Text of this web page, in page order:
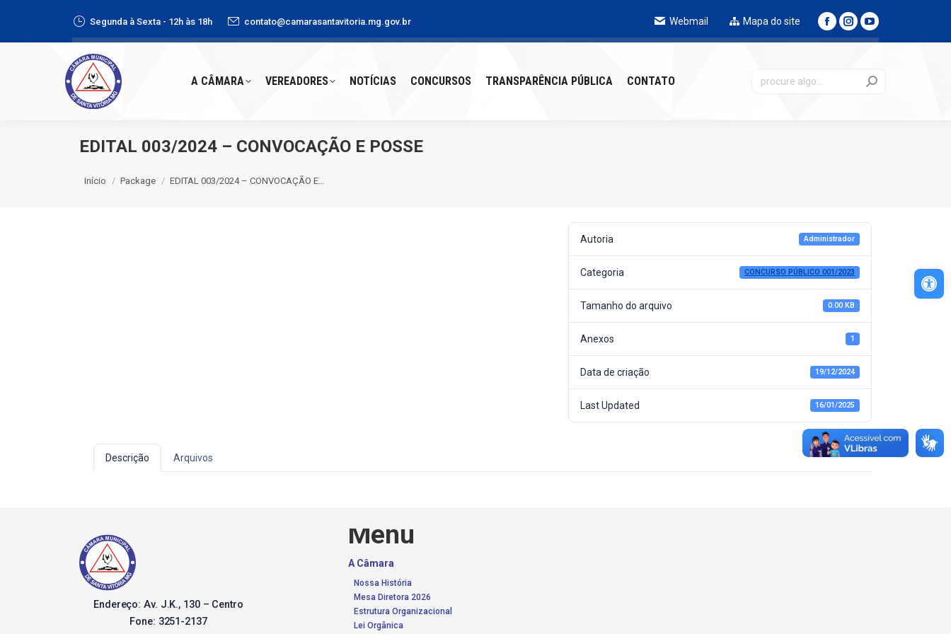
Segunda à Sexta - 12h às 18h contato@camarasantavitoria.mg.gov.br Webmail Mapa do site
A CÂMARA VEREADORES NOTÍCIAS CONCURSOS TRANSPARÊNCIA PÚBLICA CONTATO
EDITAL 003/2024 – CONVOCAÇÃO E POSSE
Início Package EDITAL 003/2024 – CONVOCAÇÃO E…
Autoria Administrador
Categoria CONCURSO PÚBLICO 001/2023
Tamanho do arquivo 0.00 KB
Anexos 1
Data de criação 19/12/2024
Last Updated 16/01/2025
Descrição Arquivos
Endereço: Av. J.K., 130 – Centro
Fone: 3251-2137
Menu
A Câmara
Nossa História
Mesa Diretora 2026
Estrutura Organizacional
Lei Orgânica
A CÂMARA VEREADORES NOTÍCIAS CONCURSOS CONTATO